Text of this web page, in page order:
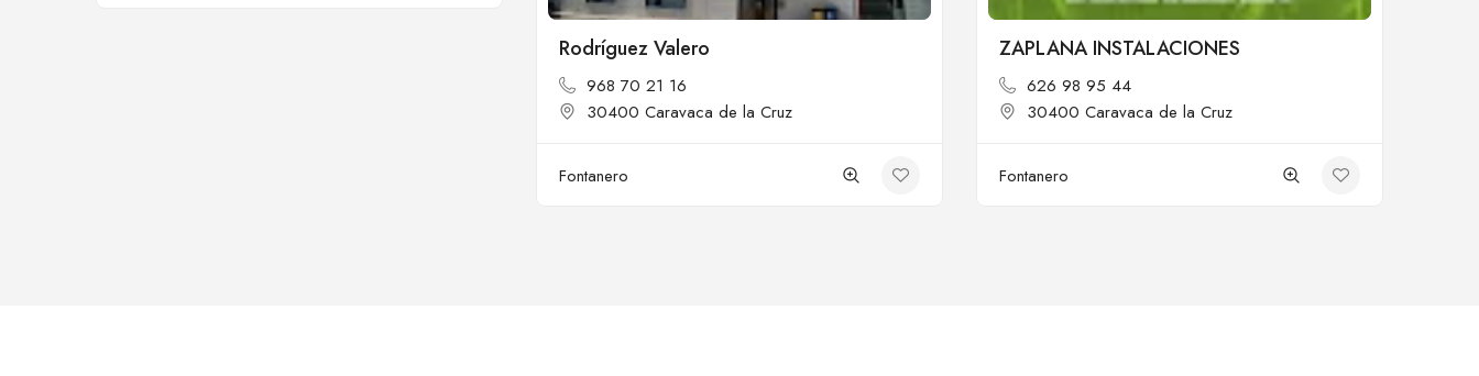
Rodríguez Valero
968 70 21 16
30400 Caravaca de la Cruz
Fontanero
ZAPLANA INSTALACIONES
626 98 95 44
30400 Caravaca de la Cruz
Fontanero